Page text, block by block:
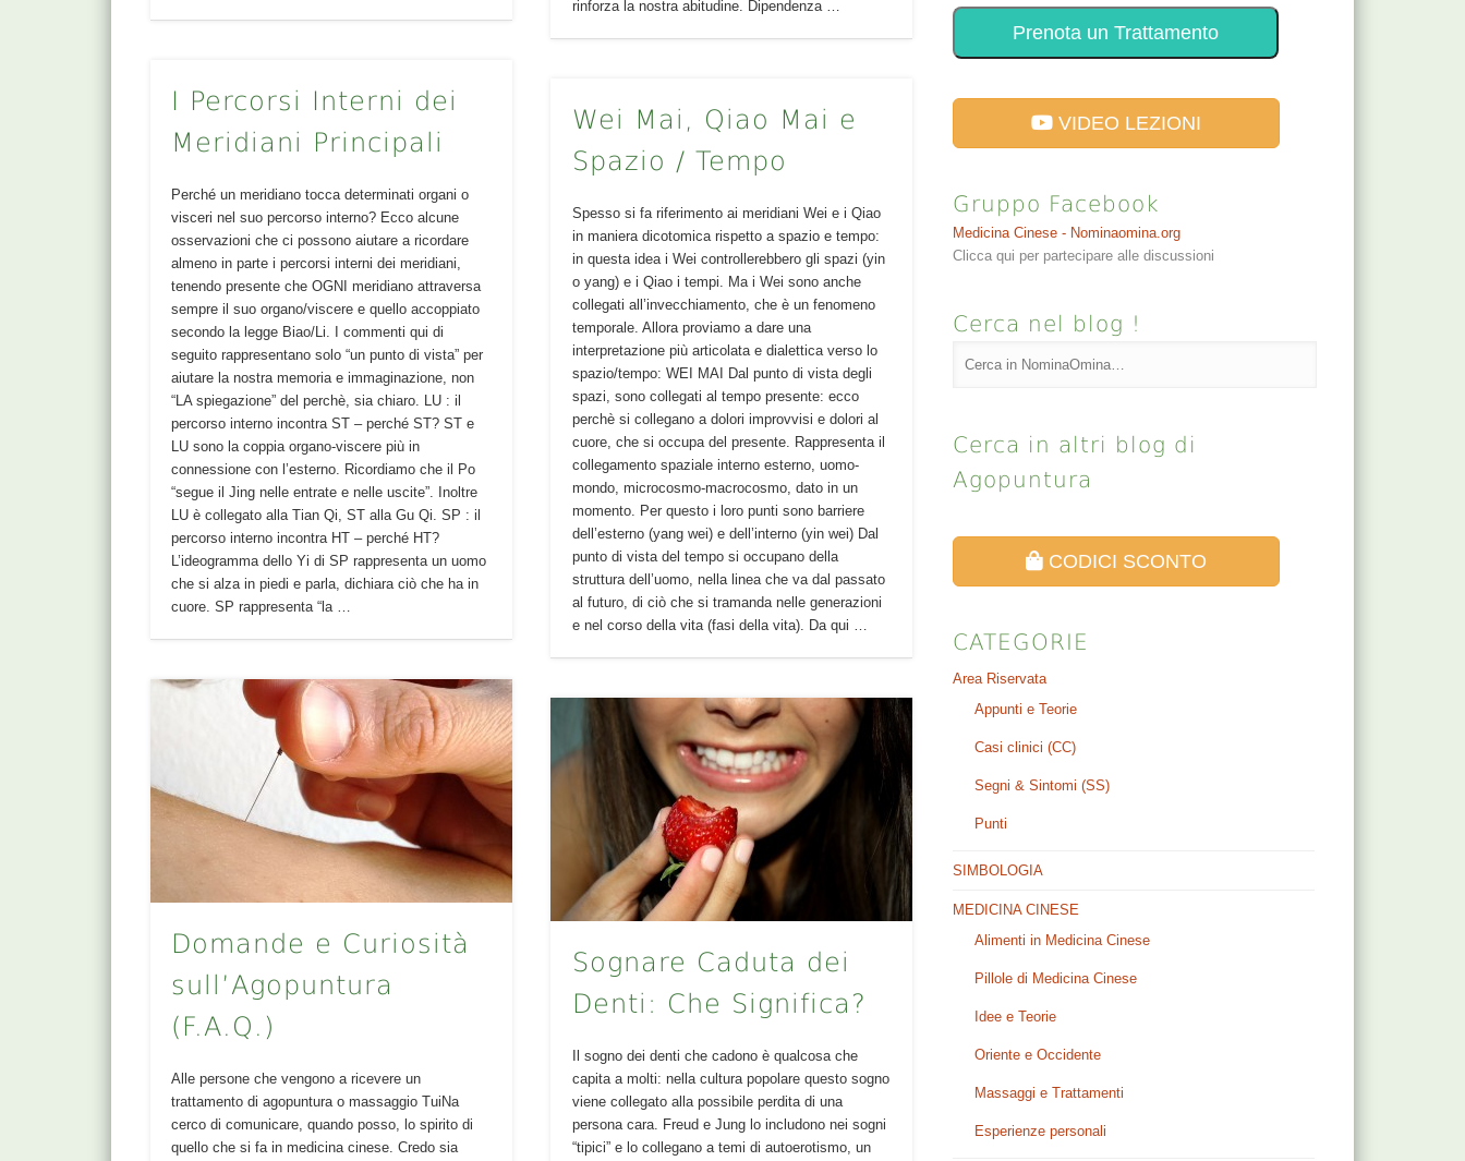
rinforza la nostra abitudine. Dipendenza …
I Percorsi Interni dei
Meridiani Principali
Perché un meridiano tocca determinati organi o
visceri nel suo percorso interno? Ecco alcune
osservazioni che ci possono aiutare a ricordare
almeno in parte i percorsi interni dei meridiani,
tenendo presente che OGNI meridiano attraversa
sempre il suo organo/viscere e quello accoppiato
secondo la legge Biao/Li. I commenti qui di
seguito rappresentano solo “un punto di vista” per
aiutare la nostra memoria e immaginazione, non
“LA spiegazione” del perchè, sia chiaro. LU : il
percorso interno incontra ST – perché ST? ST e
LU sono la coppia organo-viscere più in
connessione con l’esterno. Ricordiamo che il Po
“segue il Jing nelle entrate e nelle uscite”. Inoltre
LU è collegato alla Tian Qi, ST alla Gu Qi. SP : il
percorso interno incontra HT – perché HT?
L’ideogramma dello Yi di SP rappresenta un uomo
che si alza in piedi e parla, dichiara ciò che ha in
cuore. SP rappresenta “la …
Wei Mai, Qiao Mai e
Spazio / Tempo
Spesso si fa riferimento ai meridiani Wei e i Qiao
in maniera dicotomica rispetto a spazio e tempo:
in questa idea i Wei controllerebbero gli spazi (yin
o yang) e i Qiao i tempi. Ma i Wei sono anche
collegati all’invecchiamento, che è un fenomeno
temporale. Allora proviamo a dare una
interpretazione più articolata e dialettica verso lo
spazio/tempo: WEI MAI Dal punto di vista degli
spazi, sono collegati al tempo presente: ecco
perchè si collegano a dolori improvvisi e dolori al
cuore, che si occupa del presente. Rappresenta il
collegamento spaziale interno esterno, uomo-
mondo, microcosmo-macrocosmo, dato in un
momento. Per questo i loro punti sono barriere
dell’esterno (yang wei) e dell’interno (yin wei) Dal
punto di vista del tempo si occupano della
struttura dell’uomo, nella linea che va dal passato
al futuro, di ciò che si tramanda nelle generazioni
e nel corso della vita (fasi della vita). Da qui …
Domande e Curiosità
sull’Agopuntura
(F.A.Q.)
Alle persone che vengono a ricevere un
trattamento di agopuntura o massaggio TuiNa
cerco di comunicare, quando posso, lo spirito di
quello che si fa in medicina cinese. Credo sia
Sognare Caduta dei
Denti: Che Significa?
Il sogno dei denti che cadono è qualcosa che
capita a molti: nella cultura popolare questo sogno
viene collegato alla possibile perdita di una
persona cara. Freud e Jung lo includono nei sogni
“tipici” e lo collegano a temi di autoerotismo, un
Prenota un Trattamento
VIDEO LEZIONI
Gruppo Facebook
Medicina Cinese - Nominaomina.org
Clicca qui per partecipare alle discussioni
Cerca nel blog !
Cerca in altri blog di
Agopuntura
CODICI SCONTO
CATEGORIE
Area Riservata
Appunti e Teorie
Casi clinici (CC)
Segni & Sintomi (SS)
Punti
SIMBOLOGIA
MEDICINA CINESE
Alimenti in Medicina Cinese
Pillole di Medicina Cinese
Idee e Teorie
Oriente e Occidente
Massaggi e Trattamenti
Esperienze personali